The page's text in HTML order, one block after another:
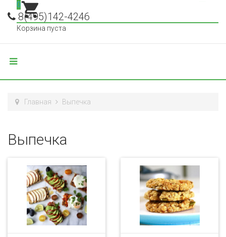
8(495)142-4246
0
Корзина пуста
Главная Выпечка
Выпечка